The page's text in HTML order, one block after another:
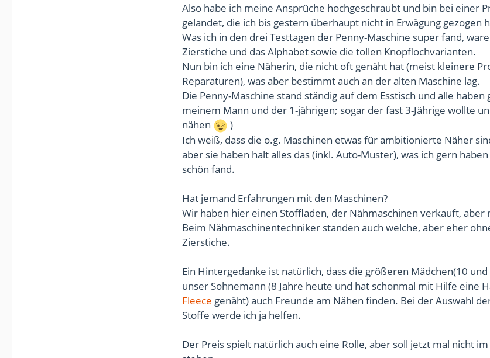
Also habe ich meine Ansprüche hochgeschraubt und bin bei einer
gelandet, die ich bis gestern überhaupt nicht in Erwägung gezogen
Was ich in den drei Testtagen der Penny-Maschine super fand,
Zierstiche und das Alphabet sowie die tollen Knopflochvarianten.
Nun bin ich eine Näherin, die nicht oft genäht hat (meist kleinere
Reparaturen), was aber bestimmt auch an der alten Maschine lag.
Die Penny-Maschine stand ständig auf dem Esstisch und alle haben
meinem Mann und der 1-jährigen; sogar der fast 3-Jährige wollte
nähen
)
Ich weiß, dass die o.g. Maschinen etwas für ambitionierte Näher
aber sie haben halt alles das (inkl. Auto-Muster), was ich gern
schön fand.
Hat jemand Erfahrungen mit den Maschinen?
Wir haben hier einen Stoffladen, der Nähmaschinen verkauft,
Beim Nähmaschinentechniker standen auch welche, aber eher
Zierstiche.
Ein Hintergedanke ist natürlich, dass die größeren Mädchen(10 und
unser Sohnemann (8 Jahre heute und hat schonmal mit Hilfe eine
Fleece genäht) auch Freunde am Nähen finden. Bei der Auswahl
Stoffe werde ich ja helfen.
Der Preis spielt natürlich auch eine Rolle, aber soll jetzt mal nicht